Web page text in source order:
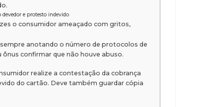
e protesto indevido
o consumidor ameaçado com gritos,
anotando o número de protocolos de
confirmar que não houve abuso.
realize a contestação da cobrança
do cartão. Deve também guardar cópia